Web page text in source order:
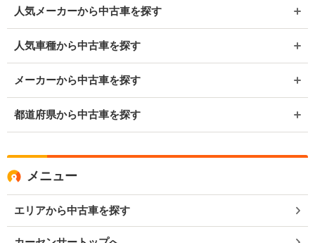
人気メーカーから中古車を探す
人気車種から中古車を探す
メーカーから中古車を探す
都道府県から中古車を探す
メニュー
エリアから中古車を探す